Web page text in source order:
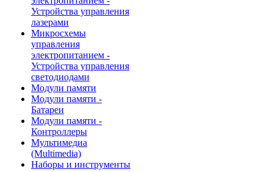
Устройства управления
лазерами
Микросхемы
управления
электропитанием -
Устройства управления
светодиодами
Модули памяти
Модули памяти -
Батареи
Модули памяти -
Контроллеры
Мультимедиа
(Multimedia)
Наборы и инструменты